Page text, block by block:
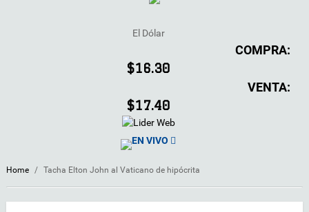
El Dólar
COMPRA:
$16.30
VENTA:
$17.40
EN VIVO
Home / Tacha Elton John al Vaticano de hipócrita